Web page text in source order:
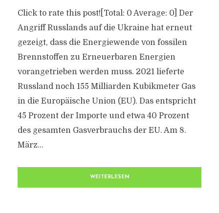
Click to rate this post![Total: 0 Average: 0] Der
Angriff Russlands auf die Ukraine hat erneut
gezeigt, dass die Energiewende von fossilen
Brennstoffen zu Erneuerbaren Energien
vorangetrieben werden muss. 2021 lieferte
Russland noch 155 Milliarden Kubikmeter Gas
in die Europäische Union (EU). Das entspricht
45 Prozent der Importe und etwa 40 Prozent
des gesamten Gasverbrauchs der EU. Am 8.
März...
WEITERLESEN